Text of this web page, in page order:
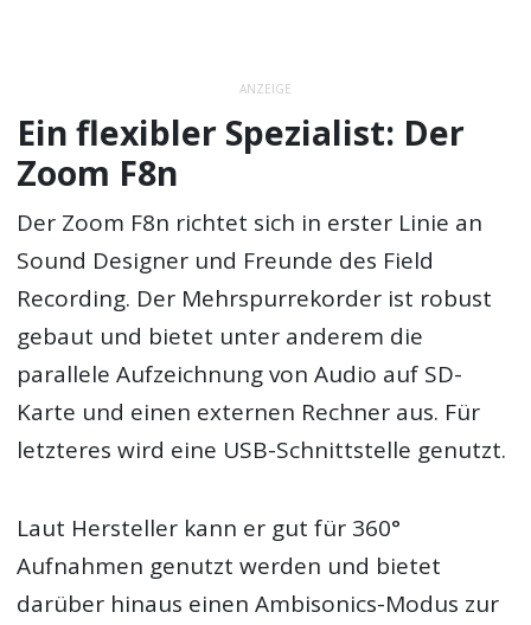
ANZEIGE
Ein flexibler Spezialist: Der
Zoom F8n
Der Zoom F8n richtet sich in erster Linie an
Sound Designer und Freunde des Field
Recording. Der Mehrspurrekorder ist robust
gebaut und bietet unter anderem die
parallele Aufzeichnung von Audio auf SD-
Karte und einen externen Rechner aus. Für
letzteres wird eine USB-Schnittstelle genutzt.
Laut Hersteller kann er gut für 360°
Aufnahmen genutzt werden und bietet
darüber hinaus einen Ambisonics-Modus zur